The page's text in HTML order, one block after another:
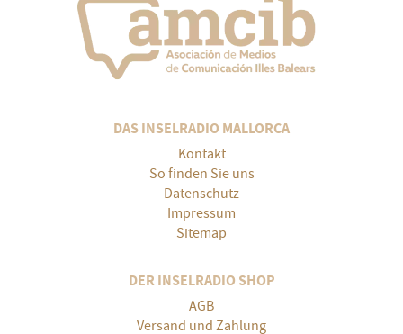
DAS INSELRADIO MALLORCA
Kontakt
So finden Sie uns
Datenschutz
Impressum
Sitemap
DER INSELRADIO SHOP
AGB
Versand und Zahlung